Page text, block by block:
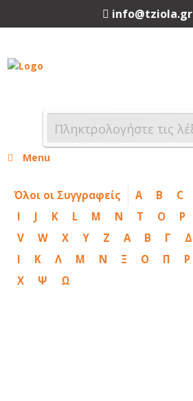
info@tziola.gr
Menu
Όλοι οι Συγγραφείς A B C
I
J K L M N T O P
V
W X Y Z Α Β Γ Δ
Ι
Κ Λ Μ Ν Ξ Ο Π Ρ
Χ
Ψ Ω